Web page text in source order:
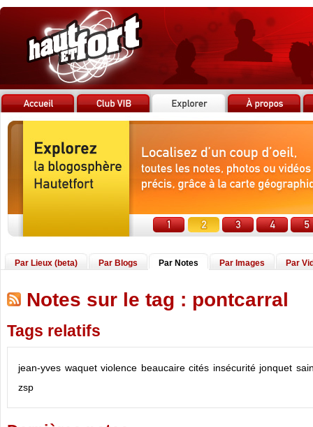
Par Lieux (beta) Par Blogs Par Notes Par Images Par
Notes sur le tag : pontcarral
Tags relatifs
jean-yves waquet violence beaucaire cités insécurité jonquet
zsp